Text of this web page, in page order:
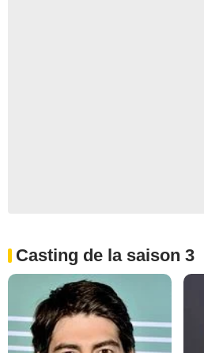
Casting de la saison 3